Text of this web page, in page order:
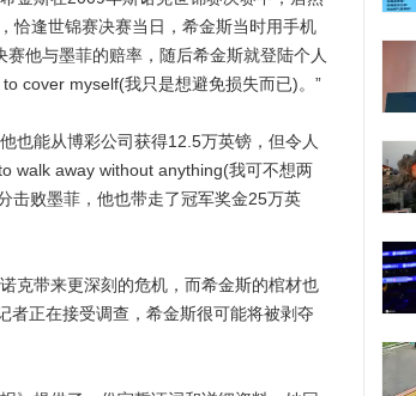
恰逢世锦赛决赛当日，希金斯当时用手机
他与墨菲的赔率，随后希金斯就登陆个人
cover myself(我只是想避免损失而已)。”
能从博彩公司获得12.5万英镑，但令人
walk away without anything(我可不想两
击败墨菲，他也带走了冠军奖金25万英
带来更深刻的危机，而希金斯的棺材也
者正在接受调查，希金斯很可能将被剥夺